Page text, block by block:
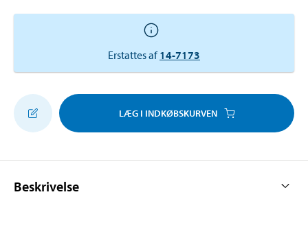
Erstattes af 14-7173
LÆG I INDKØBSKURVEN
Beskrivelse